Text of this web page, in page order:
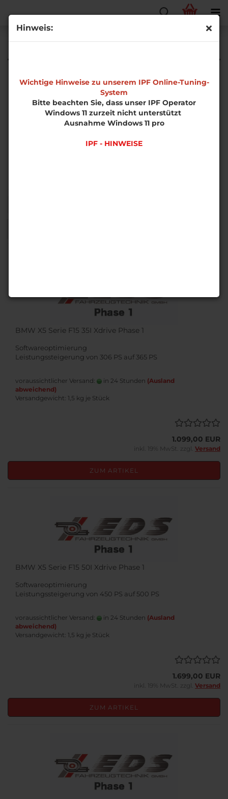
Hinweis:
Wichtige Hinweise zu unserem IPF Online-Tuning-
System
Bitte beachten Sie, dass unser IPF Operator
Windows 11 zurzeit nicht unterstützt
Ausnahme Windows 11 pro
IPF - HINWEISE
BMW X5 Serie F15 35I Xdrive Phase 1
Softwareoptimierung
Leistungssteigerung von 306 PS auf 365 PS
voraussichtlicher Versand: in 24 Stunden (Ausland
abweichend)
Versandgewicht: 1,5 kg je Stück
1.099,00 EUR
inkl. 19% MwSt. zzgl. Versand
ZUM ARTIKEL
BMW X5 Serie F15 50I Xdrive Phase 1
Softwareoptimierung
Leistungssteigerung von 450 PS auf 500 PS
voraussichtlicher Versand: in 24 Stunden (Ausland
abweichend)
Versandgewicht: 1,5 kg je Stück
1.699,00 EUR
inkl. 19% MwSt. zzgl. Versand
ZUM ARTIKEL